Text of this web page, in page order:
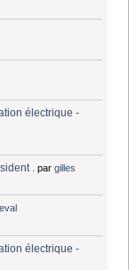
électrique -
. pargilles
électrique -